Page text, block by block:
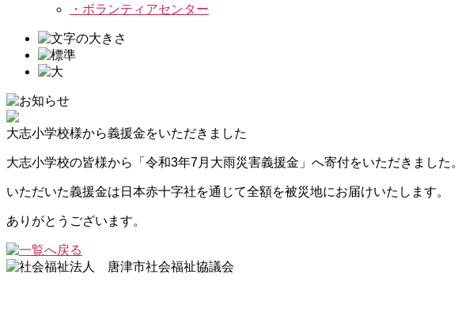
・ボランティアセンター
大志小学校様から義援金をいただきました
大志小学校の皆様から「令和3年7月大雨災害義援金」へ寄付をいただきました。
いただいた義援金は日本赤十字社を通じて全額を被災地にお届けいたします。
ありがとうございます。